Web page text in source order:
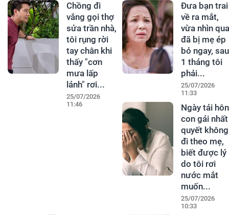
Chồng đi
vắng gọi thợ
sửa trần nhà,
tôi rụng rời
tay chân khi
thấy "cơn
mưa lấp
lánh" rơi...
25/07/2026
11:46
Đưa bạn trai
về ra mắt,
vừa nhìn qua
đã bị mẹ ép
bỏ ngay, sau
1 tháng tôi
phải...
25/07/2026
11:33
Ngày tái
con gái nhất
quyết không
đi theo mẹ,
biết được lý
do tôi rơi
nước mắt
muốn...
25/07/2026
10:33